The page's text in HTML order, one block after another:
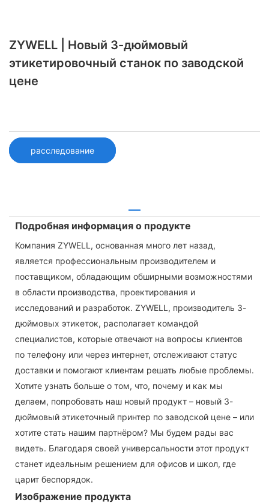
ZYWELL | Новый 3-дюймовый
этикетировочный станок по заводской
цене
расследование
Подробная информация о продукте
Компания ZYWELL, основанная много лет назад,
является профессиональным производителем и
поставщиком, обладающим обширными возможностями
в области производства, проектирования и
исследований и разработок. ZYWELL, производитель 3-
дюймовых этикеток, располагает командой
специалистов, которые отвечают на вопросы клиентов
по телефону или через интернет, отслеживают статус
доставки и помогают клиентам решать любые проблемы.
Хотите узнать больше о том, что, почему и как мы
делаем, попробовать наш новый продукт – новый 3-
дюймовый этикеточный принтер по заводской цене – или
хотите стать нашим партнёром? Мы будем рады вас
видеть. Благодаря своей универсальности этот продукт
станет идеальным решением для офисов и школ, где
царит беспорядок.
Изображение продукта